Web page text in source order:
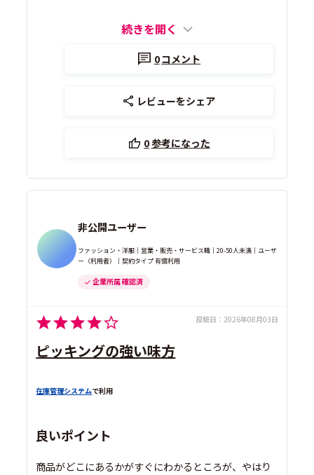
続きを開く
0コメント
レビューをシェア
0参考になった
非公開ユーザー
ファッション・洋服｜営業・販売・サービス職｜20-50人未満｜ユーザ
ー（利用者）｜契約タイプ 有償利用
企業所属 確認済
投稿日： 2026年08月03日
ピッキングの強い味方
在庫管理システムで利用
良いポイント
商品がどこにあるかがすぐにわかるところが、やはり